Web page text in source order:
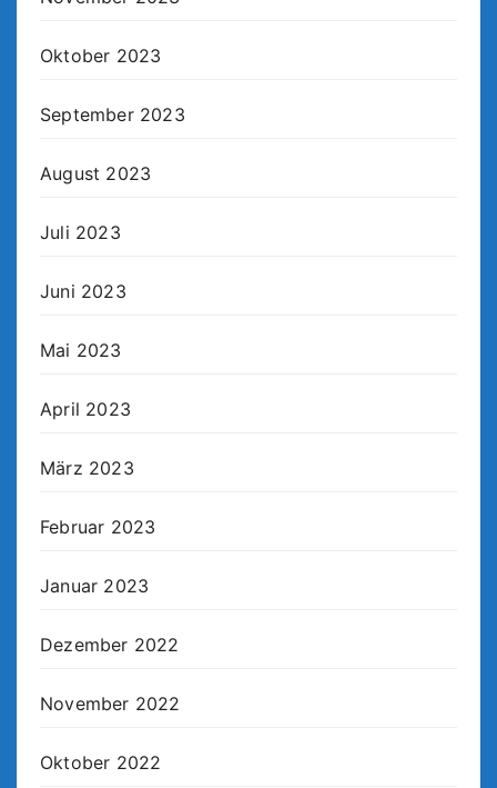
Oktober 2023
September 2023
August 2023
Juli 2023
Juni 2023
Mai 2023
April 2023
März 2023
Februar 2023
Januar 2023
Dezember 2022
November 2022
Oktober 2022